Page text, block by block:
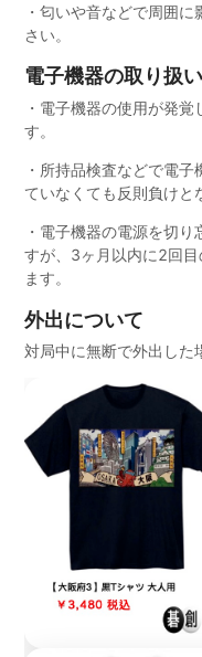
・匂いや音などで周囲
さい。
電子機器の取り扱
・電子機器の使用が発
す。
・所持品検査などで電
ていなくても反則負けと
・電子機器の電源を切
すが、3ヶ月以内に2回
ます。
外出について
対局中に無断で外出した